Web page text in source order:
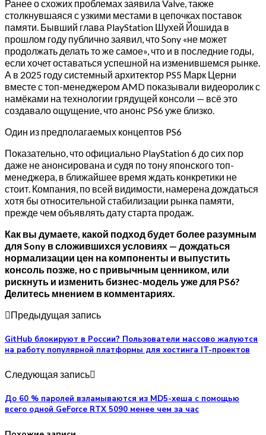
Ранее о схожих проблемах заявила Valve, также
столкнувшаяся с узкими местами в цепочках поставок
памяти. Бывший глава PlayStation Шухей Йошида в
прошлом году публично заявил, что Sony «не может
продолжать делать то же самое», что и в последние годы,
если хочет оставаться успешной на изменившемся рынке.
А в 2025 году системный архитектор PS5 Марк Церни
вместе с топ-менеджером AMD показывали видеоролик с
намёками на технологии грядущей консоли — всё это
создавало ощущение, что анонс PS6 уже близко.
Один из предполагаемых концептов PS6
Показательно, что официально PlayStation 6 до сих пор
даже не анонсирована и судя по тону японского топ-
менеджера, в ближайшее время ждать конкретики не
стоит. Компания, по всей видимости, намерена дождаться
хотя бы относительной стабилизации рынка памяти,
прежде чем объявлять дату старта продаж.
Как вы думаете, какой подход будет более разумным
для Sony в сложившихся условиях — дождаться
нормализации цен на компоненты и выпустить
консоль позже, но с привычным ценником, или
рискнуть и изменить бизнес-модель уже для PS6?
Делитесь мнением в комментариях.
Предыдущая запись
GitHub блокируют в России? Пользователи массово жалуются
на работу популярной платформы для хостинга IT-проектов
Следующая запись
До 60 % паролей взламываются из MD5-хеша с помощью
всего одной GeForce RTX 5090 менее чем за час